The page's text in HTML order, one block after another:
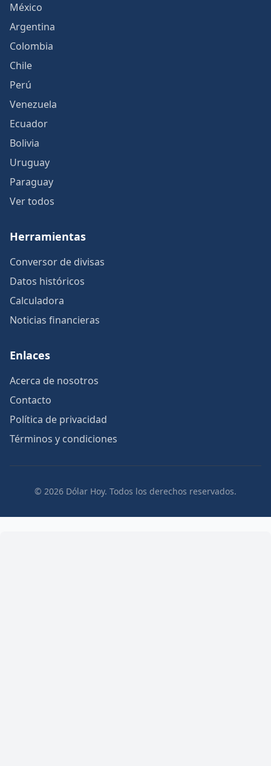
México
Argentina
Colombia
Chile
Perú
Venezuela
Ecuador
Bolivia
Uruguay
Paraguay
Ver todos
Herramientas
Conversor de divisas
Datos históricos
Calculadora
Noticias financieras
Enlaces
Acerca de nosotros
Contacto
Política de privacidad
Términos y condiciones
© 2026 Dólar Hoy. Todos los derechos reservados.